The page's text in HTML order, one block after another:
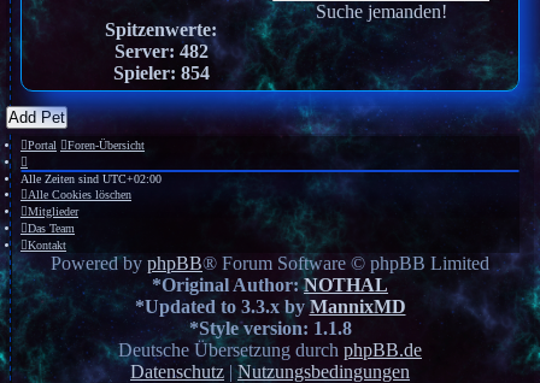
Spitzenwerte:
Server: 482
Spieler: 854
Suche jemanden!
Add Pet
Portal Foren-Übersicht
Alle Zeiten sind UTC+02:00
Alle Cookies löschen
Mitglieder
Das Team
Kontakt
Powered by phpBB® Forum Software © phpBB Limited
*Original Author:NOTHAL
*Updated to 3.3.x byMannixMD
*Style version: 1.1.8
Deutsche Übersetzung durch phpBB.de
Datenschutz |Nutzungsbedingungen